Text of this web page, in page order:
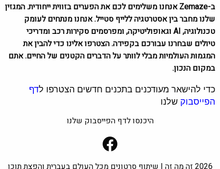
ב-Zemaze אנחנו משלימים לכם את הפערים בזווית ייחודית. המגזין
שלנו מחבר בין אסטרטגיה ללייף סטייל. אנחנו מנתחים לעומק
טכנולוגיה, AI וגאופוליטיקה, ומפרסמים סקירות רכב ומדריכי
טיולים שבחרנו עבורכם בקפידה. הצטרפו אלינו כדי להבין את
המגמות העולמיות מבלי לוותר על הדברים הקטנים של החיים. אתם
במקום הנכון.
כדי להישאר מעודכנים בתכנים חדשים הצטרפו ל דף
הפייסבוקשלנו
היכנסו לדף הפייסבוק שלנו
Facebook
2026 זה מה זה | שיתוף סרטונים מכל העולם בעברית והפצת תוכן